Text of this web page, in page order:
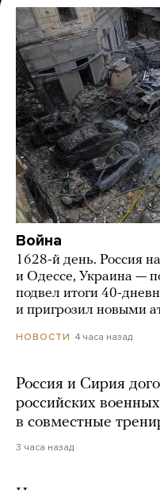
Война
1628-й день. Россия
и Одессе, Украина —
подвел итоги 40-
и пригрозил новыми
НОВОСТИ 4 часа назад
Россия и Сирия
российских
в совместные
3 часа назад